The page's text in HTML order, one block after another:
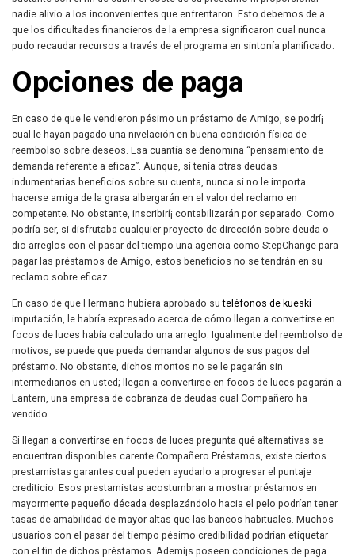
nadie alivio a los inconvenientes que enfrentaron. Esto debemos de a
que los dificultades financieros de la empresa significaron cual nunca
pudo recaudar recursos a través de el programa en sintonía planificado.
Opciones de paga
En caso de que le vendieron pésimo un préstamo de Amigo, se podrí¡
cual le hayan pagado una nivelación en buena condición física de
reembolso sobre deseos. Esa cuantí­a se denomina “pensamiento de
demanda referente a eficaz”. Aunque, si tenía otras deudas
indumentarias beneficios sobre su cuenta, nunca si no le importa
hacerse amiga de la grasa albergarán en el valor del reclamo en
competente. No obstante, inscribirí¡ contabilizarán por separado. Como
podrí­a ser, si disfrutaba cualquier proyecto de dirección sobre deuda o
dio arreglos con el pasar del tiempo una agencia como StepChange para
pagar las préstamos de Amigo, estos beneficios no se tendrán en su
reclamo sobre eficaz.
En caso de que Hermano hubiera aprobado suteléfonos de kueski
imputación, le habría expresado acerca de cómo llegan a convertirse en
focos de luces había calculado una arreglo. Igualmente del reembolso de
motivos, se puede que pueda demandar algunos de sus pagos del
préstamo. No obstante, dichos montos no se le pagarán sin
intermediarios en usted; llegan a convertirse en focos de luces pagarán a
Lantern, una empresa de cobranza de deudas cual Compañero ha
vendido.
Si llegan a convertirse en focos de luces pregunta qué alternativas se
encuentran disponibles carente Compañero Préstamos, existe ciertos
prestamistas garantes cual pueden ayudarlo a progresar el puntaje
crediticio. Esos prestamistas acostumbran a mostrar préstamos en
mayormente pequeño década desplazándolo hacia el pelo podrían tener
tasas de amabilidad de mayor altas que las bancos habituales. Muchos
usuarios con el pasar del tiempo pésimo credibilidad podrían etiquetar
con el fin de dichos préstamos. Ademí¡s poseen condiciones de paga